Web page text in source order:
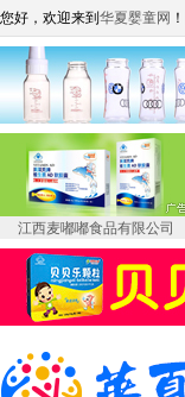
您好，欢迎来到 华夏婴童网 ！
江西麦嘟嘟食品有限公司